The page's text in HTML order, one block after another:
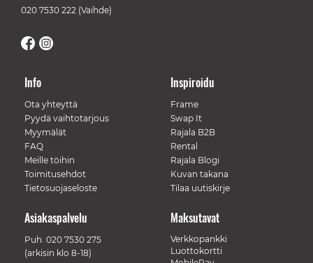
020 7530 222 (Vaihde)
Info
Ota yhteyttä
Pyydä vaihtotarjous
Myymälät
FAQ
Meille töihin
Toimitusehdot
Tietosuojaseloste
Inspiroidu
Frame
Swap It
Rajala B2B
Rental
Rajala Blogi
Kuvan takana
Tilaa uutiskirje
Maksutavat
Verkkopankki
Luottokortti
Asiakaspalvelu
Puh. 020 7530 275
(arkisin klo 8-18)